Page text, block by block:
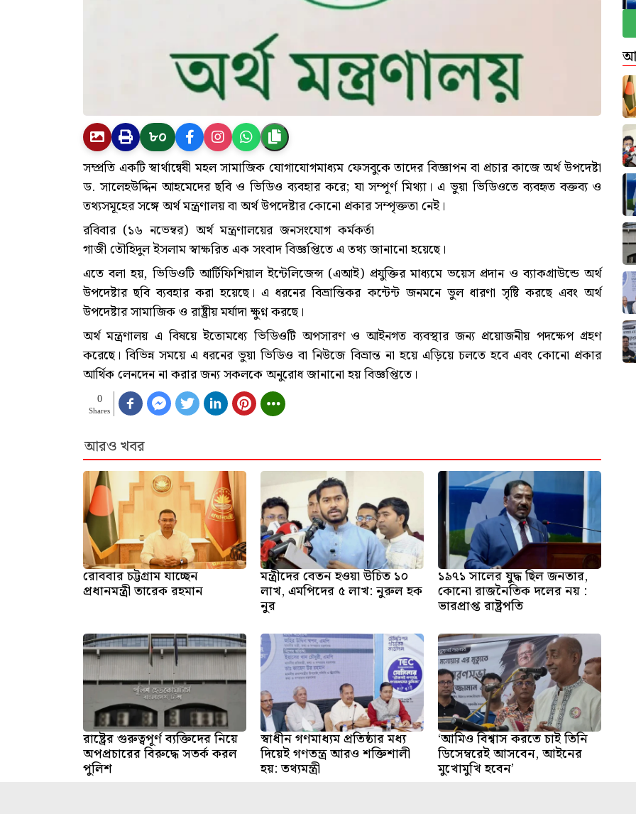
৮০
সম্প্রতি একটি স্বার্থান্বেষী মহল সামাজিক যোগাযোগমাধ্যম ফেসবুকে তাদের বিজ্ঞাপন বা প্রচার কাজে অর্থ উপদেষ্টা
ড. সালেহউদ্দিন আহমেদের ছবি ও ভিডিও ব্যবহার করে; যা সম্পূর্ণ মিথ্যা। এ ভুয়া ভিডিওতে ব্যবহৃত বক্তব্য ও
তথ্যসমূহের সঙ্গে অর্থ মন্ত্রণালয় বা অর্থ উপদেষ্টার কোনো প্রকার সম্পৃক্ততা নেই।
রবিবার (১৬ নভেম্বর) অর্থ মন্ত্রণালয়ের জনসংযোগ কর্মকর্তা
গাজী তৌহিদুল ইসলাম স্বাক্ষরিত এক সংবাদ বিজ্ঞপ্তিতে এ তথ্য জানানো হয়েছে।
এতে বলা হয়, ভিডিওটি আর্টিফিশিয়াল ইন্টেলিজেন্স (এআই) প্রযুক্তির মাধ্যমে ভয়েস প্রদান ও ব্যাকগ্রাউন্ডে অর্থ
উপদেষ্টার ছবি ব্যবহার করা হয়েছে। এ ধরনের বিভ্রান্তিকর কন্টেন্ট জনমনে ভুল ধারণা সৃষ্টি করছে এবং অর্থ
উপদেষ্টার সামাজিক ও রাষ্ট্রীয় মর্যাদা ক্ষুণ্ন করছে।
অর্থ মন্ত্রণালয় এ বিষয়ে ইতোমধ্যে ভিডিওটি অপসারণ ও আইনগত ব্যবস্থার জন্য প্রয়োজনীয় পদক্ষেপ গ্রহণ
করেছে। বিভিন্ন সময়ে এ ধরনের ভুয়া ভিডিও বা নিউজে বিভ্রান্ত না হয়ে এড়িয়ে চলতে হবে এবং কোনো প্রকার
আর্থিক লেনদেন না করার জন্য সকলকে অনুরোধ জানানো হয় বিজ্ঞপ্তিতে।
0
Shares
আরও খবর
রোববার চট্টগ্রাম যাচ্ছেন
প্রধানমন্ত্রী তারেক রহমান
মন্ত্রীদের বেতন হওয়া উচিত ১০
লাখ, এমপিদের ৫ লাখ: নুরুল হক
নুর
১৯৭১ সালের যুদ্ধ ছিল জনতার,
কোনো রাজনৈতিক দলের নয় :
ভারপ্রাপ্ত রাষ্ট্রপতি
রাষ্ট্রের গুরুত্বপূর্ণ ব্যক্তিদের নিয়ে
অপপ্রচারের বিরুদ্ধে সতর্ক করল
পুলিশ
স্বাধীন গণমাধ্যম প্রতিষ্ঠার মধ্য
দিয়েই গণতন্ত্র আরও শক্তিশালী
হয়: তথ্যমন্ত্রী
‘আমিও বিশ্বাস করতে চাই তিনি
ডিসেম্বরেই আসবেন, আইনের
মুখোমুখি হবেন’